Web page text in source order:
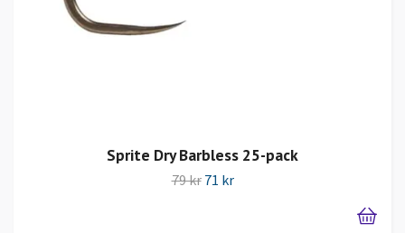
Sprite Dry Barbless 25-pack
79 kr 71 kr